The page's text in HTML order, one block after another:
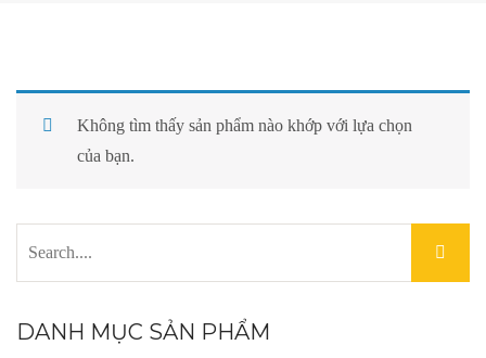
Không tìm thấy sản phẩm nào khớp với lựa chọn
của bạn.
DANH MỤC SẢN PHẨM